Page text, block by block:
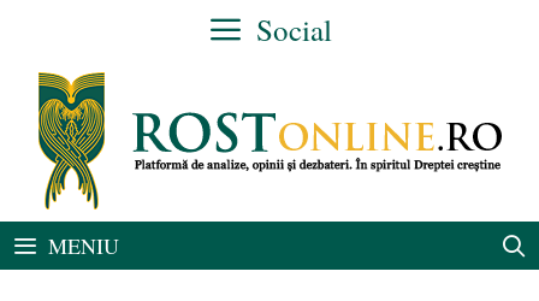
conținut
Social
MENIU